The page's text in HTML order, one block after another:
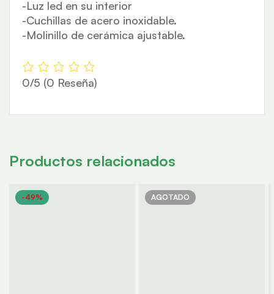
-Luz led en su interior
-Cuchillas de acero inoxidable.
-Molinillo de cerámica ajustable.
0/5 (0 Reseña)
Productos relacionados
-49% AGOTADO